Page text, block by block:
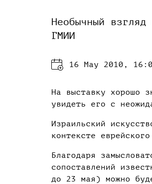
Необычный
ГМИИ
16 May 2010,
На выставку хорошо
увидеть его с
Израильский
контексте
Благодаря
сопоставлений
до 23 мая) можно